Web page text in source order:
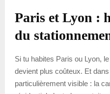
Paris et Lyon :
du
Si tu habites Paris ou Lyon,
devient plus coûteux. Et
particulièrement visible : la